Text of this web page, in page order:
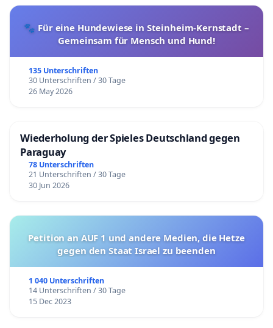
🐾 Für eine Hundewiese in Steinheim-Kernstadt –
Gemeinsam für Mensch und Hund!
135 Unterschriften
30 Unterschriften / 30 Tage
26 May 2026
Wiederholung der Spieles Deutschland gegen
Paraguay
78 Unterschriften
21 Unterschriften / 30 Tage
30 Jun 2026
Petition an AUF 1 und andere Medien, die Hetze
gegen den Staat Israel zu beenden
1 040 Unterschriften
14 Unterschriften / 30 Tage
15 Dec 2023